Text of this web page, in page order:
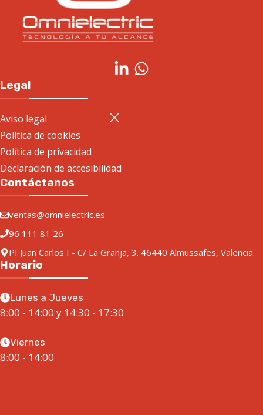
Legal
Aviso legal
Política de cookies
Política de privacidad
Declaración de accesibilidad
Contáctanos
ventas@omnielectric.es
96 111 81 26
PI Juan Carlos I - C/ La Granja, 3. 46440 Almussafes, Valencia.
Horario
Lunes a Jueves
8:00 - 14:00 y 14:30 - 17:30
Viernes
8:00 - 14:00